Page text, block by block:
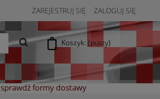
ZAREJESTRUJ SIĘ ZALOGUJ SIĘ
Koszyk: (pusty)
sprawdź formy dostawy